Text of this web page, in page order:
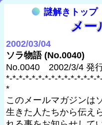
謎解きトップ
メー
2002/03/04
ソラ物語 (No.0040)
No.0040 2002/3/4 発
*-*-*-*-*-*-*-*-*-*-*-*-*-*-
*
このメールマガジンは
生きた人たちから伝え